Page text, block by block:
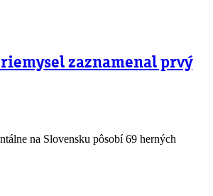
zaznamenal prvý
na Slovensku pôsobí 69 herných